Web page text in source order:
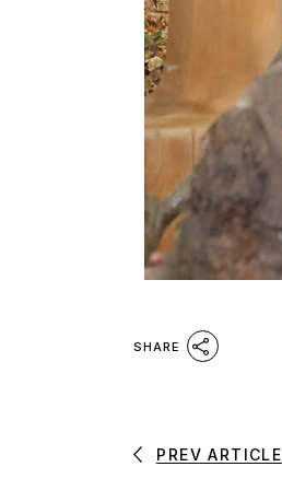
SHARE
PREV ARTICLE